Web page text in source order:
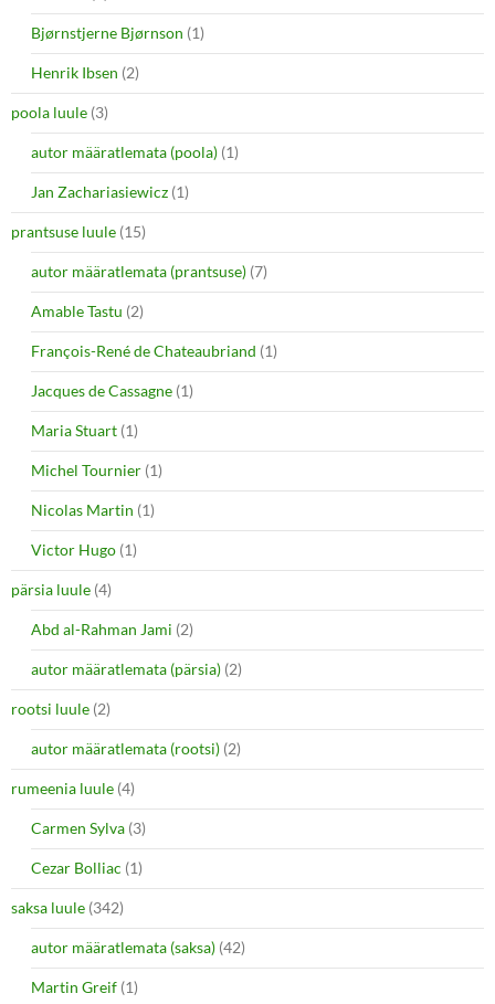
Bjørnstjerne Bjørnson (1)
Henrik Ibsen (2)
poola luule (3)
autor määratlemata (poola) (1)
Jan Zachariasiewicz (1)
prantsuse luule (15)
autor määratlemata (prantsuse) (7)
Amable Tastu (2)
François-René de Chateaubriand (1)
Jacques de Cassagne (1)
Maria Stuart (1)
Michel Tournier (1)
Nicolas Martin (1)
Victor Hugo (1)
pärsia luule (4)
Abd al-Rahman Jami (2)
autor määratlemata (pärsia) (2)
rootsi luule (2)
autor määratlemata (rootsi) (2)
rumeenia luule (4)
Carmen Sylva (3)
Cezar Bolliac (1)
saksa luule (342)
autor määratlemata (saksa) (42)
Martin Greif (1)